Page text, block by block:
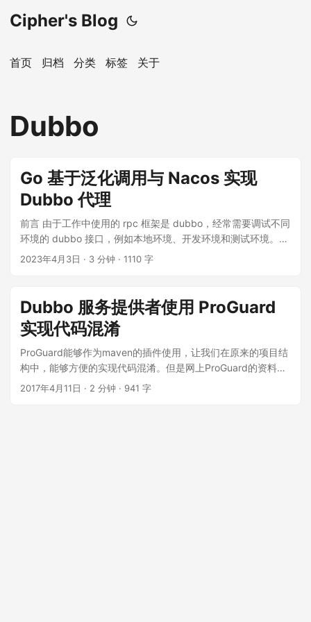
Cipher's Blog
首页 归档 分类 标签 关于
Dubbo
Go 基于泛化调用与 Nacos 实现
Dubbo 代理
前言 由于工作中使用的 rpc 框架是 dubbo，经常需要调试不同
环境的 dubbo 接口，例如本地环境、开发环境和测试环境。而
为了同一管理 http 接口和 dubbo 接口，希望使用统一的调试
2023年4月3日 · 3 分钟 · 1110 字
Dubbo 服务提供者使用 ProGuard
实现代码混淆
ProGuard能够作为maven的插件使用，让我们在原来的项目结
构中，能够方便的实现代码混淆。但是网上ProGuard的资料通
常都是单应用的实现，因此本文基于dubbo分布式项目，简单
2017年4月11日 · 2 分钟 · 941 字